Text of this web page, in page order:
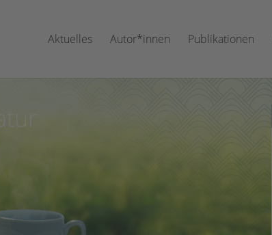
Aktuelles Autor*innen Publikationen